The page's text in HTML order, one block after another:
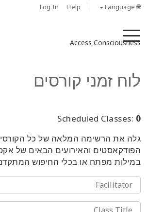
Log In Help 🌐 Language
Access Consciousness
לוח זמני קורסים
Scheduled Classes: 0
גלה את הרשימה המלאה של כל
הפודקאסטים והאירועים הבאים של
במילות מפתח או בכלי החיפוש